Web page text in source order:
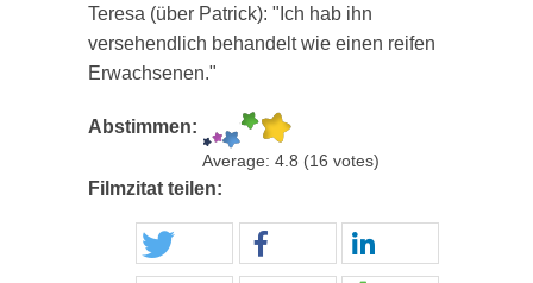
Teresa (über Patrick): "Ich hab ihn
versehendlich behandelt wie einen reifen
Erwachsenen."
Abstimmen:
Average: 4.8 (16 votes)
Filmzitat teilen: